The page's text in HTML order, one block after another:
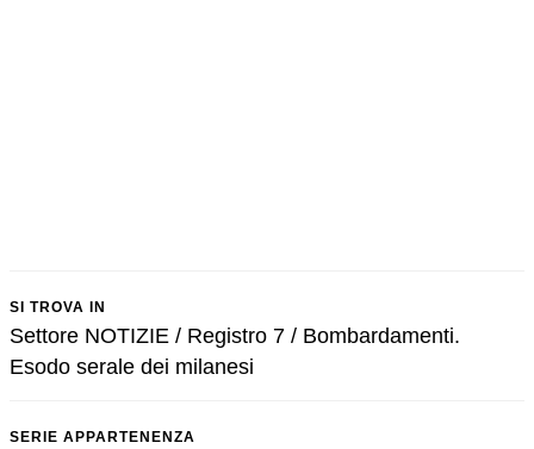
SI TROVA IN
Settore NOTIZIE / Registro 7 / Bombardamenti.
Esodo serale dei milanesi
SERIE APPARTENENZA